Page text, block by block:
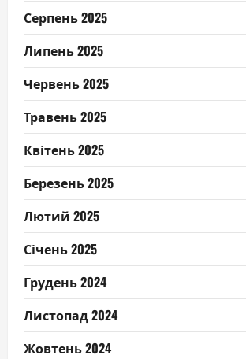
Серпень 2025
Липень 2025
Червень 2025
Травень 2025
Квітень 2025
Березень 2025
Лютий 2025
Січень 2025
Грудень 2024
Листопад 2024
Жовтень 2024